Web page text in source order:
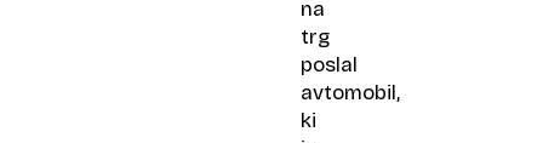
na
trg
poslal
avtomobil,
ki